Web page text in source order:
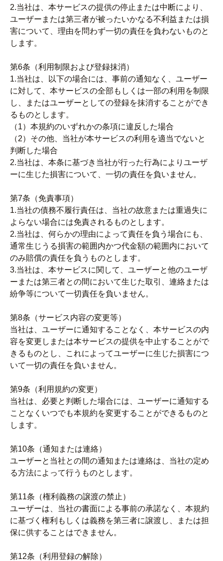
2.当社は、本サービスの提供の停止または中断により、
ユーザーまたは第三者が被ったいかなる不利益または損
害について、理由を問わず一切の責任を負わないものと
します。
第6条（利用制限および登録抹消）
1.当社は、以下の場合には、事前の通知なく、ユーザー
に対して、本サービスの全部もしくは一部の利用を制限
し、またはユーザーとしての登録を抹消することができ
るものとします。
（1）本規約のいずれかの条項に違反した場合
（2）その他、当社が本サービスの利用を適当でないと
判断した場合
2.当社は、本条に基づき当社が行った行為によりユーザ
ーに生じた損害について、一切の責任を負いません。
第7条（免責事項）
1.当社の債務不履行責任は、当社の故意または重過失に
よらない場合には免責されるものとします。
2.当社は、何らかの理由によって責任を負う場合にも、
通常生じうる損害の範囲内かつ代金額の範囲内において
のみ賠償の責任を負うものとします。
3.当社は、本サービスに関して、ユーザーと他のユーザ
ーまたは第三者との間において生じた取引、連絡または
紛争等について一切責任を負いません。
第8条（サービス内容の変更等）
当社は、ユーザーに通知することなく、本サービスの内
容を変更しまたは本サービスの提供を中止することがで
きるものとし、これによってユーザーに生じた損害につ
いて一切の責任を負いません。
第9条（利用規約の変更）
当社は、必要と判断した場合には、ユーザーに通知する
ことなくいつでも本規約を変更することができるものと
します。
第10条（通知または連絡）
ユーザーと当社との間の通知または連絡は、当社の定め
る方法によって行うものとします。
第11条（権利義務の譲渡の禁止）
ユーザーは、当社の書面による事前の承諾なく、本規約
に基づく権利もしくは義務を第三者に譲渡し、または担
保に供することはできません。
第12条（利用登録の解除）